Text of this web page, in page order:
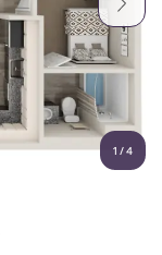
Língua
1 /4